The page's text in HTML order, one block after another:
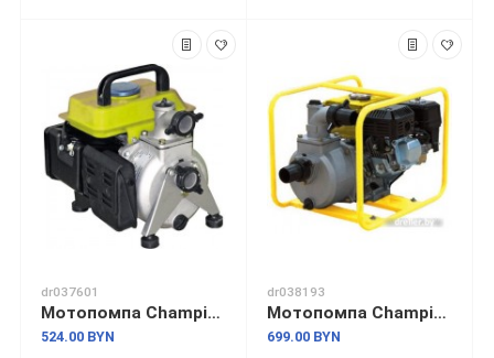
dr037601
Мотопомпа Champion GP40-II
524.00 BYN
dr038193
Мотопомпа Champion GP50
699.00 BYN